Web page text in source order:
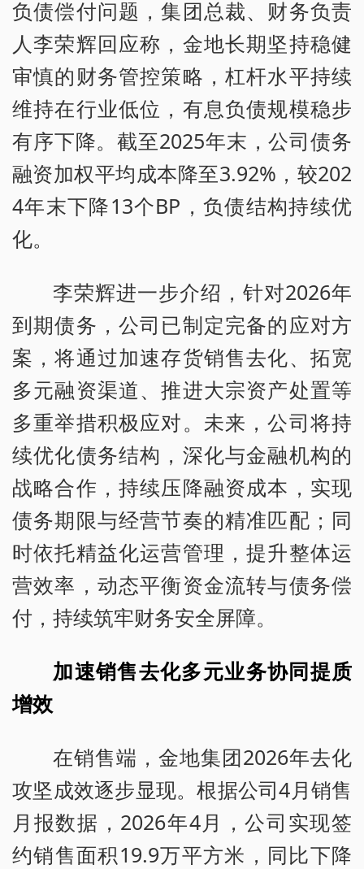
负债偿付问题，集团总裁、财务负责
人李荣辉回应称，金地长期坚持稳健
审慎的财务管控策略，杠杆水平持续
维持在行业低位，有息负债规模稳步
有序下降。截至2025年末，公司债务
融资加权平均成本降至3.92%，较202
4年末下降13个BP，负债结构持续优
化。
李荣辉进一步介绍，针对2026年
到期债务，公司已制定完备的应对方
案，将通过加速存货销售去化、拓宽
多元融资渠道、推进大宗资产处置等
多重举措积极应对。未来，公司将持
续优化债务结构，深化与金融机构的
战略合作，持续压降融资成本，实现
债务期限与经营节奏的精准匹配；同
时依托精益化运营管理，提升整体运
营效率，动态平衡资金流转与债务偿
付，持续筑牢财务安全屏障。
加速销售去化多元业务协同提质
增效
在销售端，金地集团2026年去化
攻坚成效逐步显现。根据公司4月销售
月报数据，2026年4月，公司实现签
约销售面积19.9万平方米，同比下降